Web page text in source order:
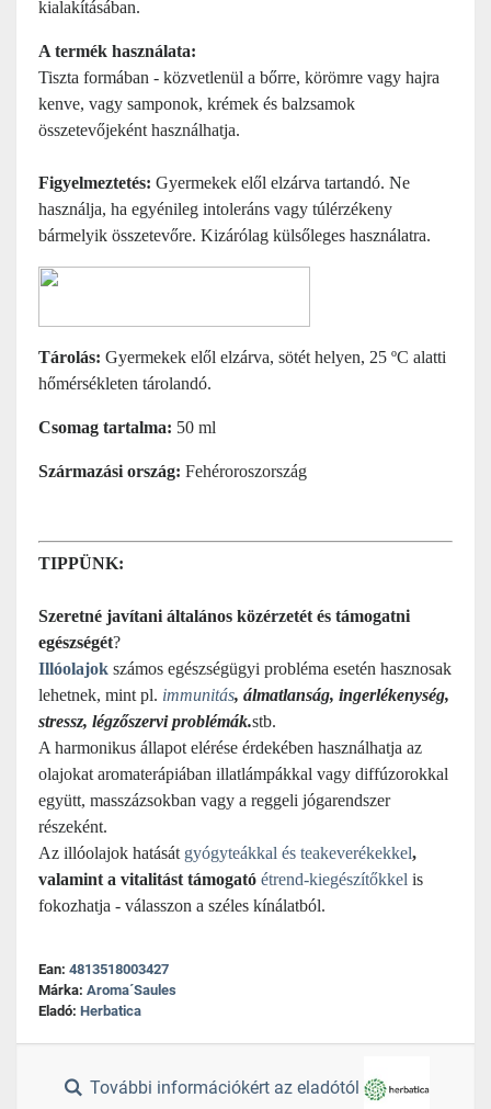
kialakításában.
A termék használata:
Tiszta formában - közvetlenül a bőrre, körömre vagy hajra
kenve, vagy samponok, krémek és balzsamok
összetevőjeként használhatja.
Figyelmeztetés: Gyermekek elől elzárva tartandó. Ne
használja, ha egyénileg intoleráns vagy túlérzékeny
bármelyik összetevőre. Kizárólag külsőleges használatra.
Tárolás: Gyermekek elől elzárva, sötét helyen, 25 ºC alatti
hőmérsékleten tárolandó.
Csomag tartalma: 50 ml
Származási ország: Fehéroroszország
TIPPÜNK:
Szeretné javítani általános közérzetét és támogatni
egészségét?
Illóolajok számos egészségügyi probléma esetén hasznosak
lehetnek, mint pl. immunitás, álmatlanság, ingerlékenység,
stressz, légzőszervi problémák.stb.
A harmonikus állapot elérése érdekében használhatja az
olajokat aromaterápiában illatlámpákkal vagy diffúzorokkal
együtt, masszázsokban vagy a reggeli jógarendszer
részeként.
Az illóolajok hatását gyógyteákkal és teakeverékekkel,
valamint a vitalitást támogató étrend-kiegészítőkkel is
fokozhatja - válasszon a széles kínálatból.
Ean: 4813518003427
Márka: Aroma´Saules
Eladó: Herbatica
További információkért az eladótól